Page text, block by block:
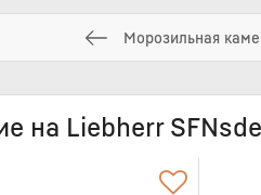
Морозильная
на Liebherr